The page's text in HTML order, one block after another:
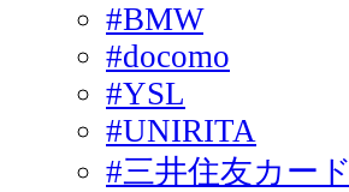
#BMW
#docomo
#YSL
#UNIRITA
#三井住友カード